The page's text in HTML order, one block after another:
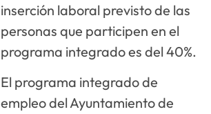
inserción laboral previsto de las
personas que participen en el
programa integrado es del 40%.
El programa integrado de
empleo del Ayuntamiento de